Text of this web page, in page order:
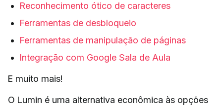
Reconhecimento ótico de caracteres
Ferramentas de desbloqueio
Ferramentas de manipulação de páginas
Integração com Google Sala de Aula
E muito mais!
O Lumin é uma alternativa econômica às opções